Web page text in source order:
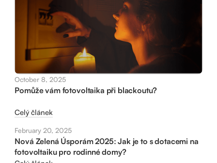
October 8, 2025
Pomůže vám fotovoltaika při blackoutu?
Celý článek
February 20, 2025
Nová Zelená Úsporám 2025: Jak je to s dotacemi na
fotovoltaiku pro rodinné domy?